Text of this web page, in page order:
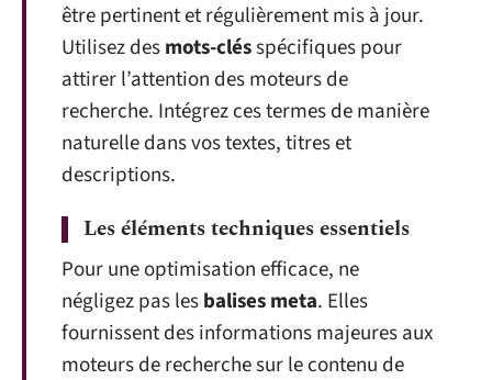
être pertinent et régulièrement mis à jour.
Utilisez desmots-clésspécifiques pour
attirer l’attention des moteurs de
recherche. Intégrez ces termes de manière
naturelle dans vos textes, titres et
descriptions.
Les éléments techniques essentiels
Pour une optimisation efficace, ne
négligez pas lesbalises meta. Elles
fournissent des informations majeures aux
moteurs de recherche sur le contenu de